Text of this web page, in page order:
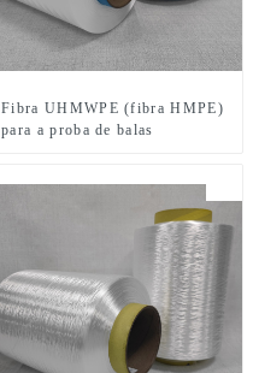
Fibra UHMWPE (fibra HMPE)
para a proba de balas